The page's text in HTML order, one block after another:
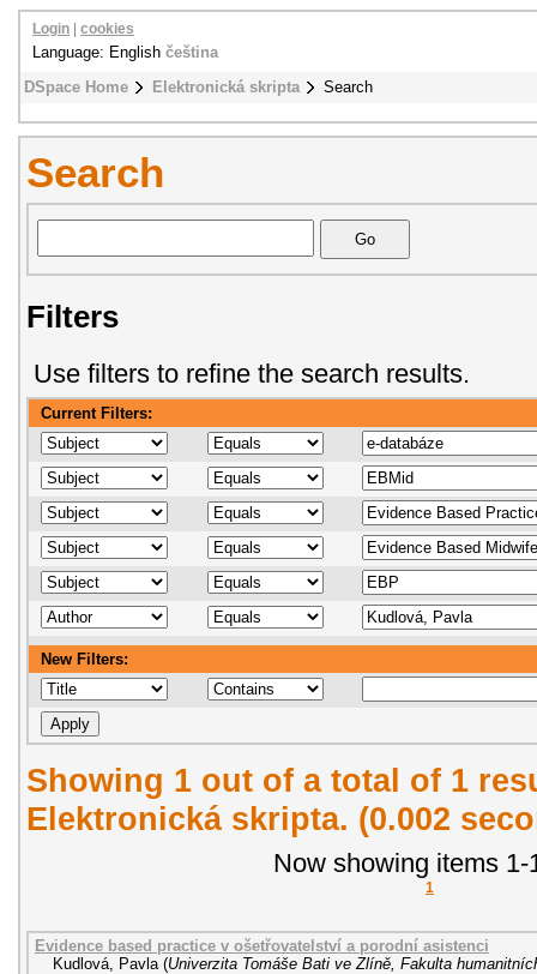
DSpace Home Elektronická skripta Search
Login cookies
Language: English čeština
Search
Filters
Use filters to refine the search results.
Current Filters:
New Filters:
Showing 1 out of a total of 1
Elektronická skripta. (0.002
Now showing items 1-
1
Evidence based practice v ošetřovatelství a porodní asistenci
Kudlová, Pavla (Univerzita Tomáše Bati ve Zlíně, Fakulta